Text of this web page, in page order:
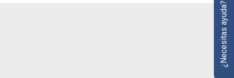
¿Necesitas ayuda?